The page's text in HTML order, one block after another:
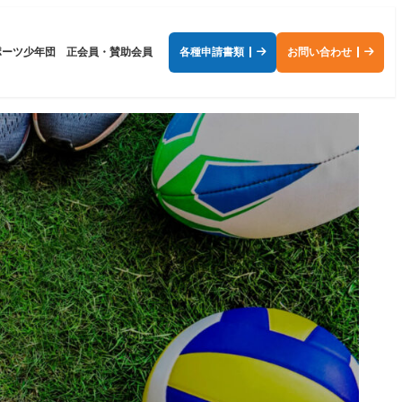
各種申請書類 お問い合わせ
ツ少年団 正会員・賛助会員